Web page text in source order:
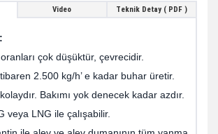
Video Teknik Detay ( PDF )
çok düşüktür, çevrecidir.
2.500 kg/h’ e kadar buhar üretir.
Bakımı yok denecek kadar azdır.
veya LNG ile çalışabilir.